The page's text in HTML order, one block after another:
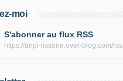
moi
S'abonner au flux RSS
https://anpi-lissone.over-blog.com/rss